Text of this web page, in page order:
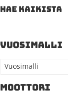
HAE KAIKISTA
VUOSIMALLI
Vuosimalli
MOOTTORI